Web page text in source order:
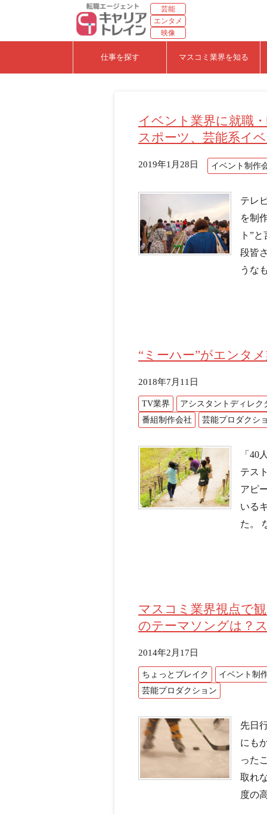
芸能
エンタメ
映像
仕事を探す マスコミ業界を知る
イベント業界に就職
スポーツ、芸能系
2019年1月28日 イベント制作
テレ
を制
ト”
段皆
うな
“ミーハー”がエンタ
2018年7月11日
TV業界 アシスタントディレク
番組制作会社
芸能プロダクシ
「40
テス
アピ
いる
た。
マスコミ業界視点で
のテーマソングは？
2014年2月17日
ちょっとブレイク イベント制
芸能プロダクション
先日
にも
った
取れ
度の